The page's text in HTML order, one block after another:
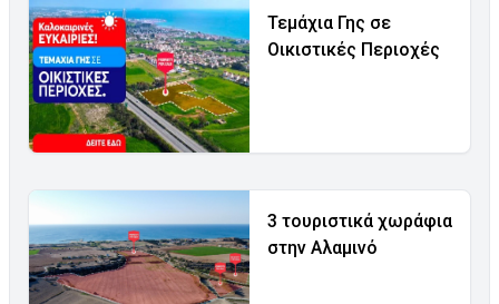
Τεμάχια Γης σε
Οικιστικές Περιοχές
3 τουριστικά χωράφια
στην Αλαμινό